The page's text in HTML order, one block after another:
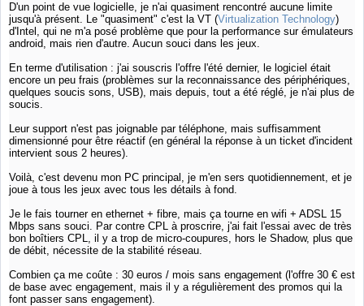
D'un point de vue logicielle, je n'ai quasiment rencontré aucune limite
jusqu'à présent. Le "quasiment" c'est la VT (Virtualization Technology)
d'Intel, qui ne m'a posé problème que pour la performance sur émulateurs
android, mais rien d'autre. Aucun souci dans les jeux.
En terme d'utilisation : j'ai souscris l'offre l'été dernier, le logiciel était
encore un peu frais (problèmes sur la reconnaissance des périphériques,
quelques soucis sons, USB), mais depuis, tout a été réglé, je n'ai plus de
soucis.
Leur support n'est pas joignable par téléphone, mais suffisamment
dimensionné pour être réactif (en général la réponse à un ticket d'incident
intervient sous 2 heures).
Voilà, c'est devenu mon PC principal, je m'en sers quotidiennement, et je
joue à tous les jeux avec tous les détails à fond.
Je le fais tourner en ethernet + fibre, mais ça tourne en wifi + ADSL 15
Mbps sans souci. Par contre CPL à proscrire, j'ai fait l'essai avec de très
bon boîtiers CPL, il y a trop de micro-coupures, hors le Shadow, plus que
de débit, nécessite de la stabilité réseau.
Combien ça me coûte : 30 euros / mois sans engagement (l'offre 30 € est
de base avec engagement, mais il y a régulièrement des promos qui la
font passer sans engagement).